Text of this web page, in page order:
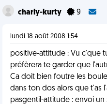
charly-kurty 9
lundi 18 août 2008 1:54
positive-attitude : Vu c'que
préfèrera te garder que
Ca doit bien foutre les
dans ton dos alors que t'as
pasgentil-attitude : envoi un